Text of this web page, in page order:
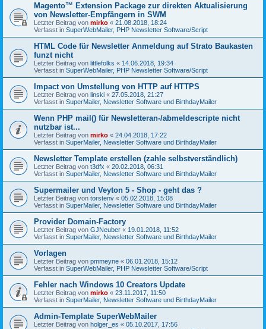
Magento™ Extension Package zur direkten Aktualisierung
von Newsletter-Empfängern in SWM
Letzter Beitrag von mirko « 21.08.2018, 18:24
Verfasst in SuperWebMailer, PHP Newsletter Software/Script
HTML Code für Newsletter Anmeldung auf Strato Baukasten
funzt nicht
Letzter Beitrag von littlefolks « 14.06.2018, 19:34
Verfasst in SuperWebMailer, PHP Newsletter Software/Script
Impact von Umstellung von HTTP auf HTTPS
Letzter Beitrag von linski « 27.05.2018, 21:27
Verfasst in SuperMailer, Newsletter Software und BirthdayMailer
Wenn PHP mail() für Newsletteran-/abmeldescripte nicht
nutzbar ist...
Letzter Beitrag von mirko « 24.04.2018, 17:22
Verfasst in SuperMailer, Newsletter Software und BirthdayMailer
Newsletter Template erstellen (zahle selbstverständlich)
Letzter Beitrag von t3dfx « 20.02.2018, 06:31
Verfasst in SuperMailer, Newsletter Software und BirthdayMailer
Supermailer und Veyton 5 - Shop - geht das ?
Letzter Beitrag von torstenv « 05.02.2018, 15:08
Verfasst in SuperMailer, Newsletter Software und BirthdayMailer
Provider Domain-Factory
Letzter Beitrag von GJNeuber « 19.01.2018, 11:52
Verfasst in SuperMailer, Newsletter Software und BirthdayMailer
Vorlagen
Letzter Beitrag von pmmeyne « 06.01.2018, 15:12
Verfasst in SuperWebMailer, PHP Newsletter Software/Script
Fehler nach Windows 10 Creators Update
Letzter Beitrag von mirko « 23.11.2017, 11:50
Verfasst in SuperMailer, Newsletter Software und BirthdayMailer
Admin-Template SuperWebMailer
Letzter Beitrag von holger_es « 05.10.2017, 17:56